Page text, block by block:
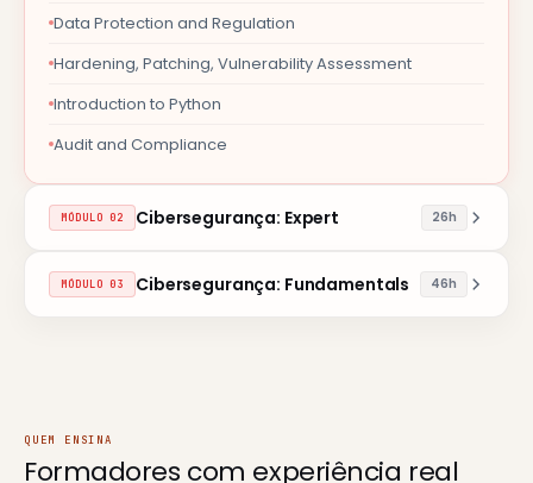
Data Protection and Regulation
Hardening, Patching, Vulnerability Assessment
Introduction to Python
Audit and Compliance
MÓDULO 02 Cibersegurança: Expert 26h
MÓDULO 03 Cibersegurança: Fundamentals 46h
QUEM ENSINA
Formadores com experiência real